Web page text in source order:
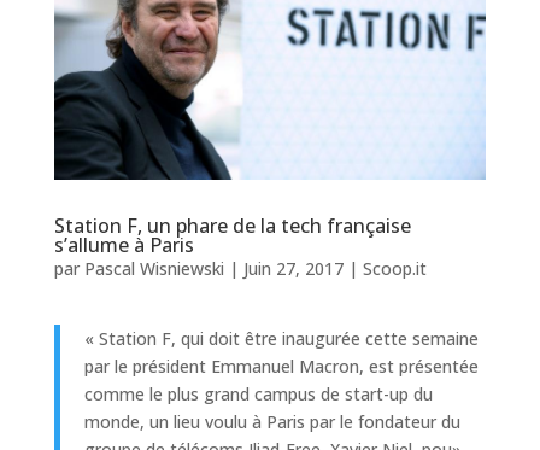
Station F, un phare de la tech française
s’allume à Paris
par Pascal Wisniewski | Juin 27, 2017| Scoop.it
« Station F, qui doit être inaugurée cette semaine
par le président Emmanuel Macron, est présentée
comme le plus grand campus de start-up du
monde, un lieu voulu à Paris par le fondateur du